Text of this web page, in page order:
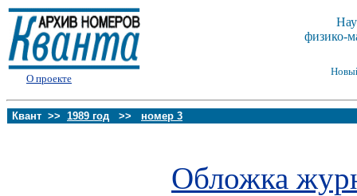
О проекте
физико-
Квант >> 1989 год >> номер 3
Обложка